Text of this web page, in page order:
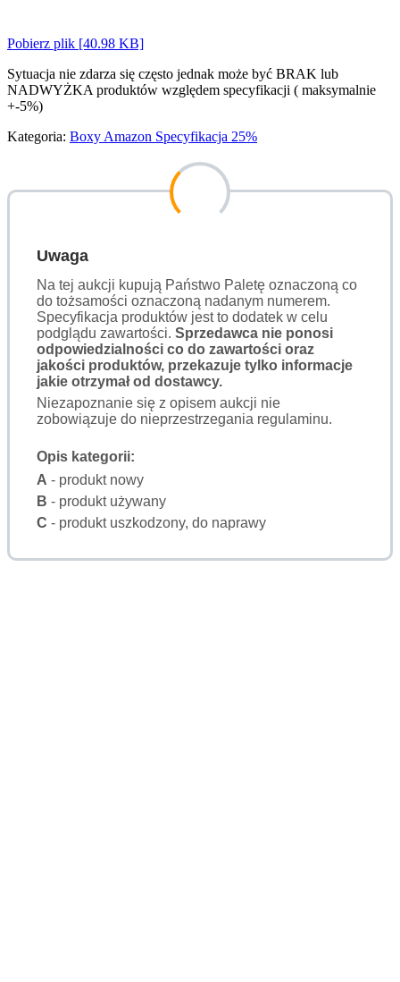
Pobierz plik [40.98 KB]
Sytuacja nie zdarza się często jednak może być BRAK lub
NADWYŻKA produktów względem specyfikacji ( maksymalnie
+-5%)
Kategoria: Boxy Amazon Specyfikacja 25%
Uwaga
Na tej aukcji kupują Państwo Paletę oznaczoną co
do tożsamości oznaczoną nadanym numerem.
Specyfikacja produktów jest to dodatek w celu
podglądu zawartości. Sprzedawca nie ponosi
odpowiedzialności co do zawartości oraz
jakości produktów, przekazuje tylko informacje
jakie otrzymał od dostawcy.
Niezapoznanie się z opisem aukcji nie
zobowiązuje do nieprzestrzegania regulaminu.
Opis kategorii:
A - produkt nowy
B - produkt używany
C - produkt uszkodzony, do naprawy